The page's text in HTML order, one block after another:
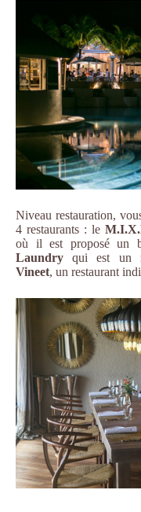
Niveau restauration,
4 restaurants : le
où il est proposé un
Laundry qui est un
Vineet, un restaurant